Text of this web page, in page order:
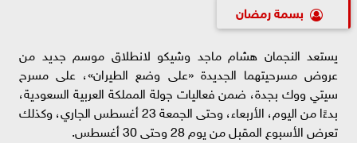
بسمة رمضان
يستعد النجمان هشام ماجد وشيكو لانطلاق موسم جديد من
عروض مسرحيتهما الجديدة «على وضع الطيران»، على مسرح
سيتي ووك بجدة، ضمن فعاليات جولة المملكة العربية السعودية،
بدءًا من اليوم، الأربعاء، وحتى الجمعة 23 أغسطس الجاري، وكذلك
تعرض الأسبوع المقبل من يوم 28 وحتى 30 أغسطس.